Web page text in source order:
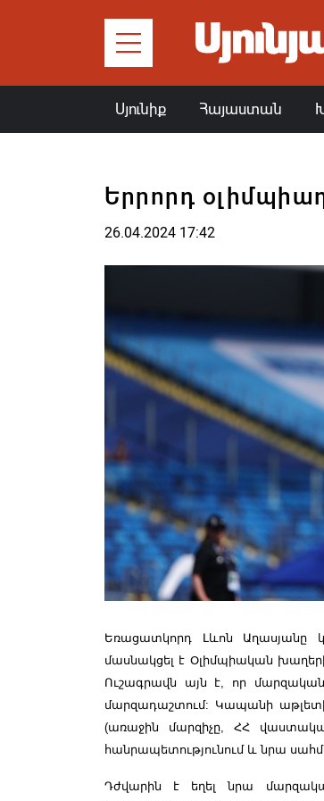
Սյունիք Հայաստան
Երրորդ
26.04.2024 17:42
Եռացատկորդ Լևոն Աղասյանը
մասնակցել է Օլիմպիական խաղերի՝
Ուշագրավն այն է, որ
մարզադաշտում: Կապանի
(առաջին մարզիչը, ՀՀ
հանրապետությունում և նրա
Դժվարին է եղել նրա